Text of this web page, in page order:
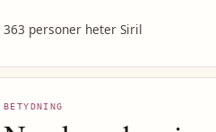
363 personer heter Siril
BETYDNING